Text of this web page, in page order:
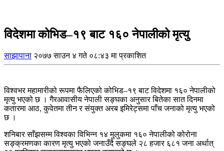
विदेशमा कोभिड–१९ बाट १६० नेपालीको मृत्यु
साझापाना २०७७ साउन ४ गते ०८:४३ मा प्रकाशित
विश्वभर महामारीको रूपमा फैलिएको कोभिड–१९ बाट विदेशमा १६० नेपालीको
मृत्यु भएको छ । गैरआवासीय नेपाली सङ्घका अनुसार बितेका सात दिनमा
कतारमा आठ, कुवेतमा तीन र संयुक्त अरब इमिरेट्समा पाँच जनाको मृत्यु भएको
छ ।
शनिबार साँझसम्म विश्वका विभिन्न १४ मुलुकमा १६० नेपालीको कोरोना
सङ्क्रमणका कारण मृत्यु भएको जनाउँदै सङ्घले २८ हजार ६८१ जना अर्थात्